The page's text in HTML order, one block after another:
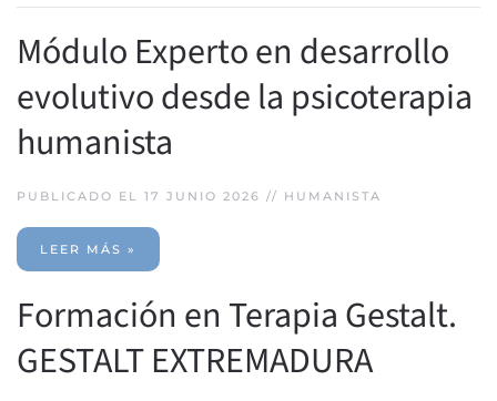
Módulo Experto en desarrollo
evolutivo desde la psicoterapia
humanista
PUBLICADO EL 17 JUNIO 2026 // HUMANISTA
LEER MÁS »
Formación en Terapia Gestalt.
GESTALT EXTREMADURA